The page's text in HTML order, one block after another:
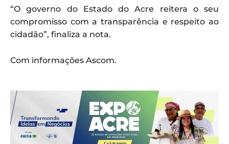
“O governo do Estado do Acre reitera o seu
compromisso com a transparência e respeito ao
cidadão”, finaliza a nota.
Com informações Ascom.